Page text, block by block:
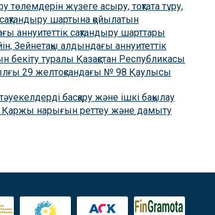
жүзеге асыру, тоқтата тұру,
сақтандыру шартына қойылатын
аннуитеттік сақтандыру шарттары
Зейнетақы алдындағы аннуитеттік
бекіту туралы Қазақстан Республикасы
29 желтоқсандағы № 98 Қаулысы
басқару және ішкі бақылау
Қаржы нарығын реттеу және дамыту